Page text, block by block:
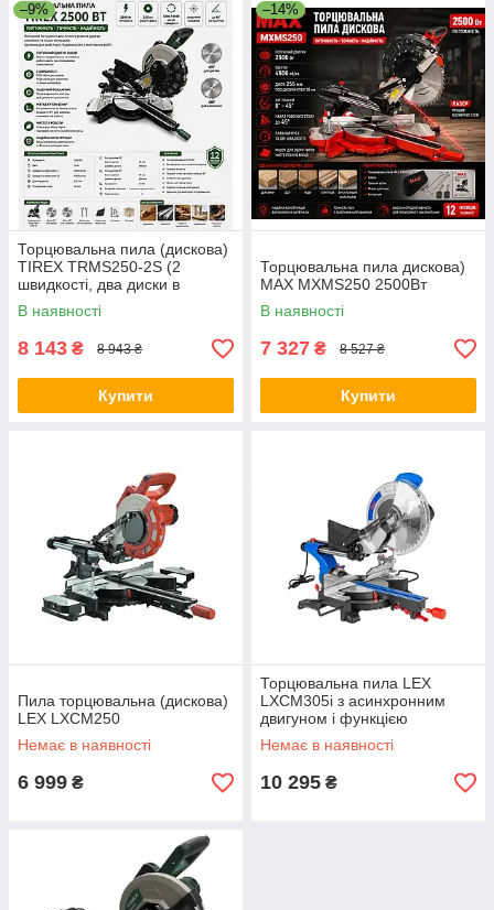
–9%
Торцювальна пила (дискова)
TIREX TRMS250-2S (2
швидкості, два диски в
комплекті)
В наявності
8 143 ₴ 8 943 ₴
Купити
–14%
Торцювальна пила дискова)
MAX MXMS250 2500Вт
В наявності
7 327 ₴ 8 527 ₴
Купити
Пила торцювальна (дискова)
LEX LXCM250
Немає в наявності
6 999 ₴
Торцювальна пила LEX
LXCM305i з асинхронним
двигуном і функцією
подавання
Немає в наявності
10 295 ₴